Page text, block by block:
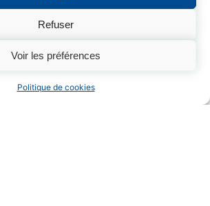
Refuser
Voir les préférences
Politique de cookies